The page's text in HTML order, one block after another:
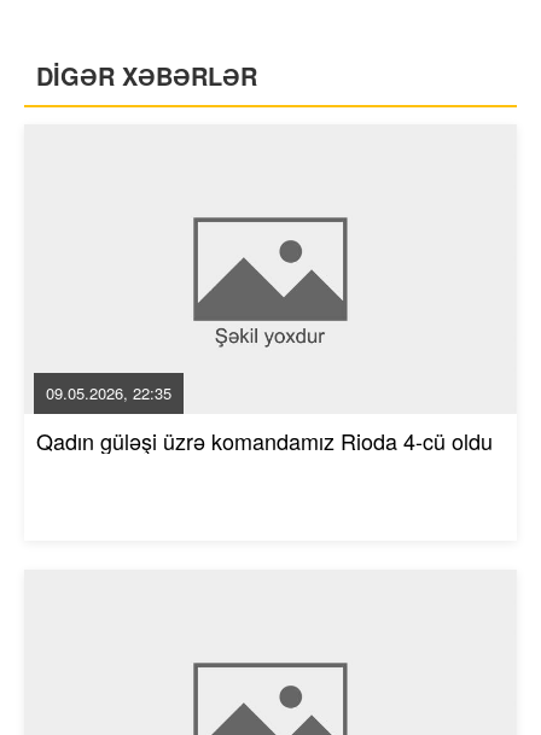
DİGƏR XƏBƏRLƏR
09.05.2026, 22:35
Qadın güləşi üzrə komandamız Rioda 4-cü oldu